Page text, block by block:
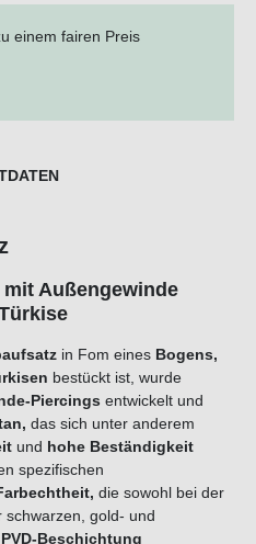
einem fairen Preis
Außengewinde
in Fom eines Bogens,
bestückt ist, wurde
Piercings entwickelt und
, das sich unter anderem
und hohe Beständigkeit
spezifischen
die sowohl bei der
gold- und
PVD-Beschichtung